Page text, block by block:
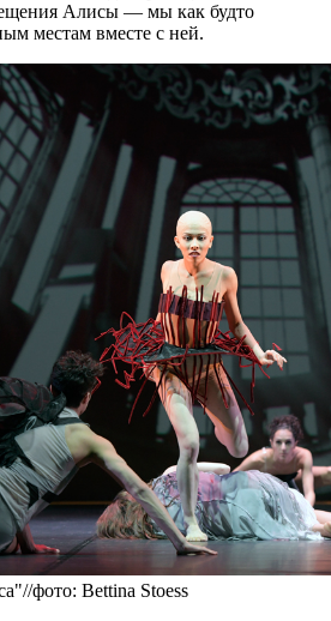
Алисы — мы как будто
местам вместе с ней.
фото: Bettina Stoess